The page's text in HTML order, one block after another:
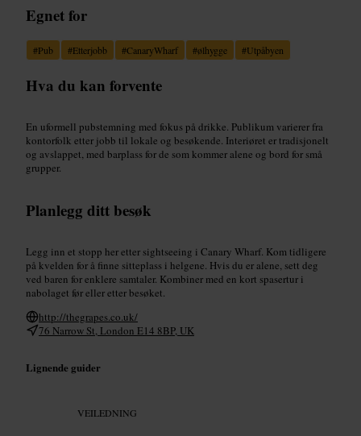
Egnet for
#Pub #Etterjobb #CanaryWharf #ølhygge #Utpåbyen
Hva du kan forvente
En uformell pubstemning med fokus på drikke. Publikum varierer fra
kontorfolk etter jobb til lokale og besøkende. Interiøret er tradisjonelt
og avslappet, med barplass for de som kommer alene og bord for små
grupper.
Planlegg ditt besøk
Legg inn et stopp her etter sightseeing i Canary Wharf. Kom tidligere
på kvelden for å finne sitteplass i helgene. Hvis du er alene, sett deg
ved baren for enklere samtaler. Kombiner med en kort spasertur i
nabolaget før eller etter besøket.
http://thegrapes.co.uk/
76 Narrow St, London E14 8BP, UK
Lignende guider
VEILEDNING